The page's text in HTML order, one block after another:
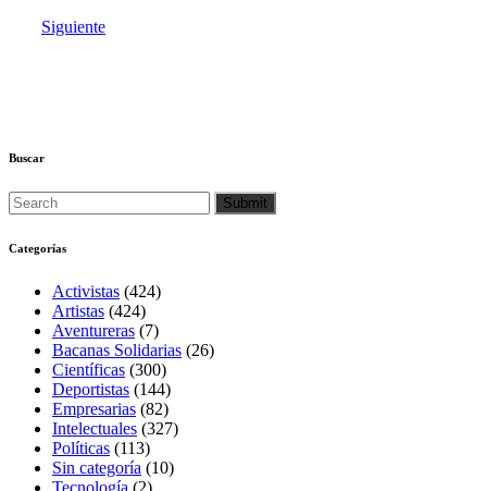
Siguiente
Buscar
Categorías
Activistas (424)
Artistas (424)
Aventureras (7)
Bacanas Solidarias (26)
Científicas (300)
Deportistas (144)
Empresarias (82)
Intelectuales (327)
Políticas (113)
Sin categoría (10)
Tecnología (2)